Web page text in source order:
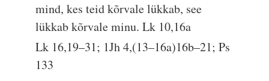
mind, kes teid kõrvale lükkab, see
lükkab kõrvale minu.Lk 10,16a
Lk 16,19–31; 1Jh 4,(13–16a)16b–21; Ps
133